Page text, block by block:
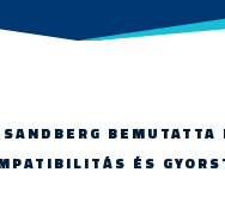
ÉS